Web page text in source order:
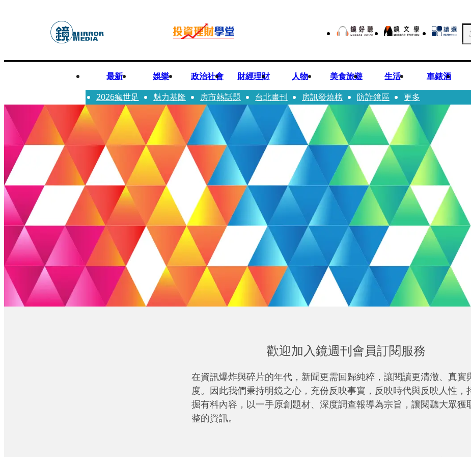
最新 娛樂 政治社會 財經理財 人物 美食旅遊 生活 車錶酒
2026瘋世足
魅力基隆 房市熱話題 台北畫刊 房訊發燒榜 防詐鏡區 更多
歡迎加入鏡週刊會員訂閱服務
在資訊爆炸與碎片的年代，新聞更需回歸純粹，讓閱讀更清澈、真實
度。因此我們秉持明鏡之心，充份反映事實，反映時代與反映人性，
掘有料內容，以一手原創題材、深度調查報導為宗旨，讓閱聽大眾獲
整的資訊。